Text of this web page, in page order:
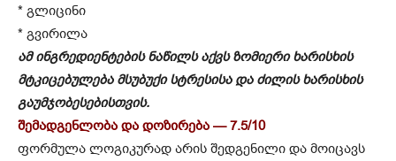
* გლიცინი
* გვირილა
ამ ინგრედიენტების ნაწილს აქვს ზომიერი ხარისხის
მტკიცებულება მსუბუქი სტრესისა და ძილის ხარისხის
გაუმჯობესებისთვის.
შემადგენლობა და დოზირება — 7.5/10
ფორმულა ლოგიკურად არის შედგენილი და მოიცავს